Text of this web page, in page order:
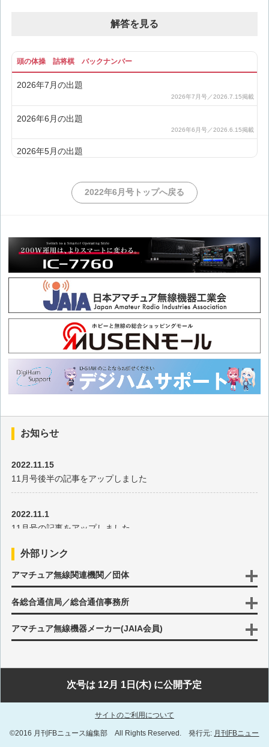
解答を見る
頭の体操 詰将棋 バックナンバー
2026年7月の出題
2026年6月の出題
2026年5月の出題
2026年4月の出題
2026年2月の出題
2026年1月の出題
2025年12月の出題
2025年11月の出題
2025年10月の出題
2025年9月の出題
2025年7月の出題
2025年6月の出題
2025年5月の出題
2025年4月の出題
2025年3月の出題
2025年1月の出題
2022年6月号トップへ戻る
お知らせ
2022.11.15
11月号後半の記事をアップしました
2022.11.1
11月号の記事をアップしました
2022.10.17
10月号後半の記事をアップしました
2022.10.3
10月号の記事をアップしました
外部リンク
アマチュア無線関連機関／団体
各総合通信局／総合通信事務所
アマチュア無線機器メーカー(JAIA会員)
次号は 12月 1日(木) に公開予定
サイトのご利用について
©2016 月刊FBニュース編集部 All Rights Reserved. 発行元: 月刊FBニュー